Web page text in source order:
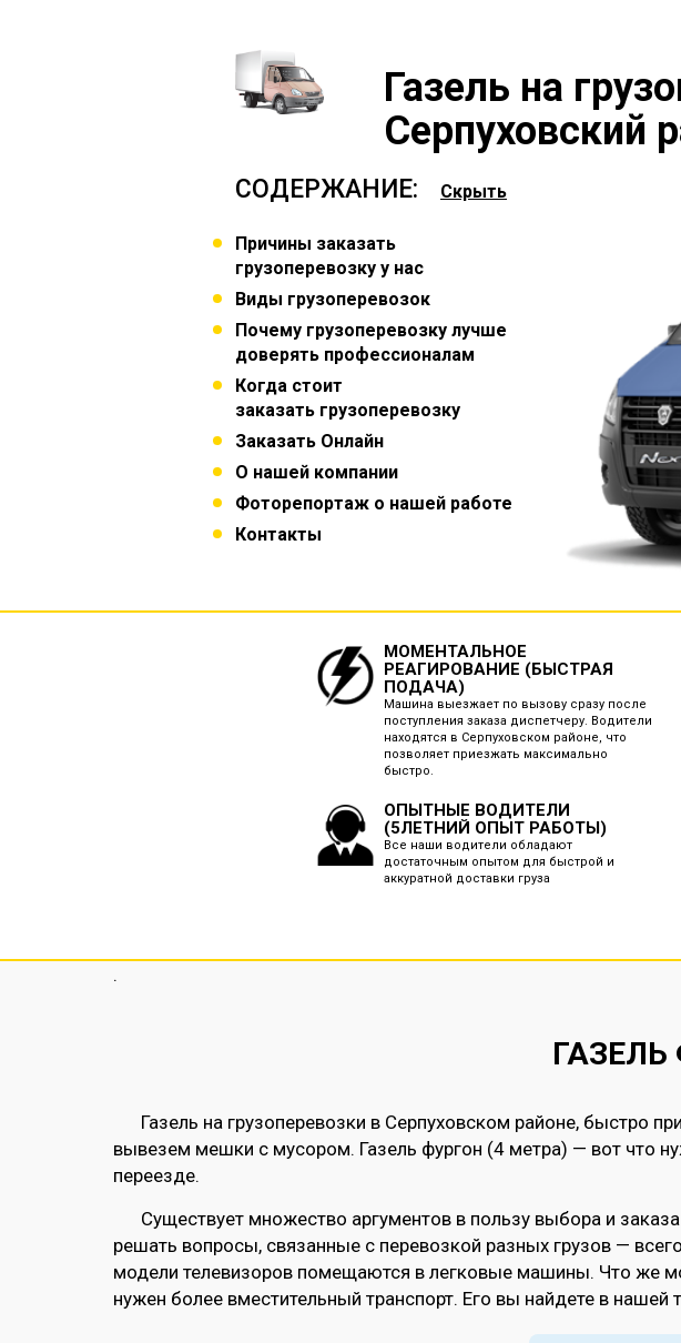
Газель на
Серпуховский
СОДЕРЖАНИЕ: Скрыть
Причины заказать
грузоперевозку у нас
Виды грузоперевозок
Почему грузоперевозку лучше
доверять профессионалам
Когда стоит
заказать грузоперевозку
Заказать Онлайн
О нашей компании
Фоторепортаж о нашей работе
Контакты
МОМЕНТАЛЬНОЕ
РЕАГИРОВАНИЕ (БЫСТРАЯ
ПОДАЧА)
Машина выезжает по вызову сразу после
поступления заказа диспетчеру. Водители
находятся в Серпуховском районе, что
позволяет приезжать максимально
быстро.
ОПЫТНЫЕ ВОДИТЕЛИ
(5ЛЕТНИЙ ОПЫТ РАБОТЫ)
Все наши водители обладают
достаточным опытом для быстрой и
аккуратной доставки груза
.
Газель на грузоперевозки в Серпуховском районе,
вывезем мешки с мусором. Газель фургон (4 метра) — вот что
переезде.
Существует множество аргументов в пользу выбора и
решать вопросы, связанные с перевозкой разных грузов —
модели телевизоров помещаются в легковые машины. Что же
нужен более вместительный транспорт. Его вы найдете в нашей